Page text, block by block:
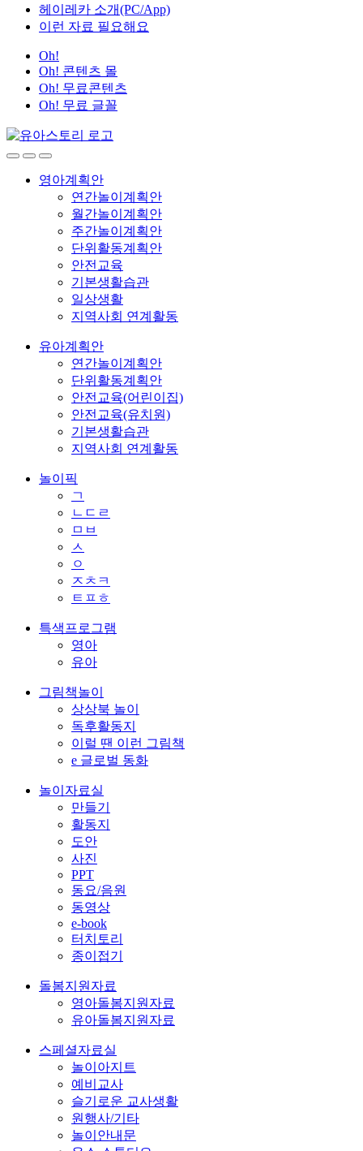
헤이레카 소개(PC/App)
이런 자료 필요해요
Oh!
Oh! 콘텐츠 몰
Oh! 무료콘텐츠
Oh! 무료 글꼴
영아계획안
연간놀이계획안
월간놀이계획안
주간놀이계획안
단위활동계획안
안전교육
기본생활습관
일상생활
지역사회 연계활동
유아계획안
연간놀이계획안
단위활동계획안
안전교육(어린이집)
안전교육(유치원)
기본생활습관
지역사회 연계활동
놀이픽
ㄱ
ㄴㄷㄹ
ㅁㅂ
ㅅ
ㅇ
ㅈㅊㅋ
ㅌㅍㅎ
특색프로그램
영아
유아
그림책놀이
상상북 놀이
독후활동지
이럴 땐 이런 그림책
e 글로벌 동화
놀이자료실
만들기
활동지
도안
사진
PPT
동요/음원
동영상
e-book
터치토리
종이접기
돌봄지원자료
영아돌봄지원자료
유아돌봄지원자료
스페셜자료실
놀이아지트
예비교사
슬기로운 교사생활
원행사/기타
놀이안내문